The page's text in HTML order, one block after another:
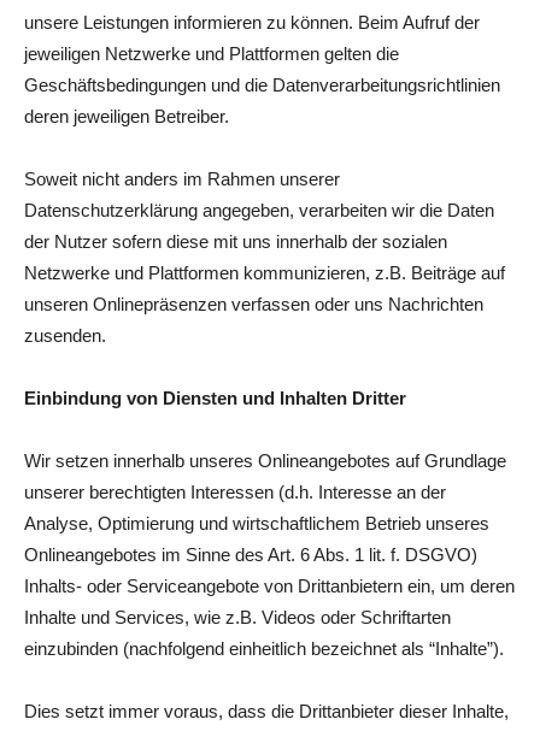
unsere Leistungen informieren zu können. Beim Aufruf der
jeweiligen Netzwerke und Plattformen gelten die
Geschäftsbedingungen und die Datenverarbeitungsrichtlinien
deren jeweiligen Betreiber.
Soweit nicht anders im Rahmen unserer
Datenschutzerklärung angegeben, verarbeiten wir die Daten
der Nutzer sofern diese mit uns innerhalb der sozialen
Netzwerke und Plattformen kommunizieren, z.B. Beiträge auf
unseren Onlinepräsenzen verfassen oder uns Nachrichten
zusenden.
Einbindung von Diensten und Inhalten Dritter
Wir setzen innerhalb unseres Onlineangebotes auf Grundlage
unserer berechtigten Interessen (d.h. Interesse an der
Analyse, Optimierung und wirtschaftlichem Betrieb unseres
Onlineangebotes im Sinne des Art. 6 Abs. 1 lit. f. DSGVO)
Inhalts- oder Serviceangebote von Drittanbietern ein, um deren
Inhalte und Services, wie z.B. Videos oder Schriftarten
einzubinden (nachfolgend einheitlich bezeichnet als “Inhalte”).
Dies setzt immer voraus, dass die Drittanbieter dieser Inhalte,